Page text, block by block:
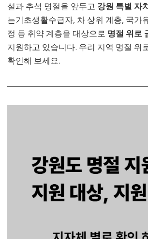
설과 추석 명절을 앞두고 강원 특별 자
는기초생활수급자, 차 상위 계층, 국가
정 등 취약 계층을 대상으로 명절 위로
지원하고 있습니다. 우리 지역 명절 위
확인해 보세요.